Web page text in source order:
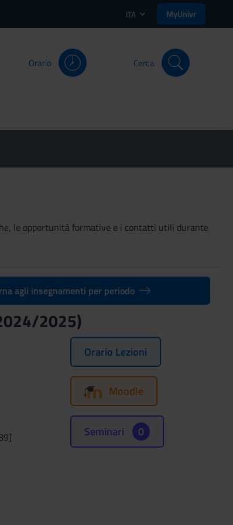
ITA MyUnivr
Orario Cerca
le opportunità formative e i contatti utili durante
agli insegnamenti per periodo
2025)
Orario Lezioni
Moodle
Seminari 0